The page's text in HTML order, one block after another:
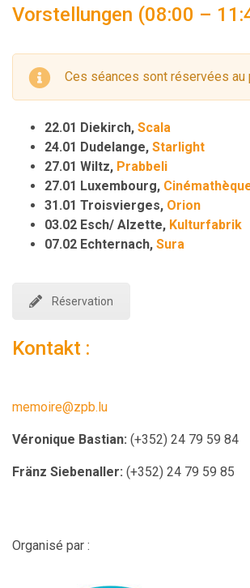
Vorstellungen (08:00 –
Ces séances sont réservées au
22.01 Diekirch, Scala
24.01 Dudelange, Starlight
27.01 Wiltz, Prabbeli
27.01 Luxembourg,
31.01 Troisvierges, Orion
03.02 Esch/ Alzette, Kulturfabrik
07.02 Echternach, Sura
Réservation
Kontakt :
memoire@zpb.lu
Véronique Bastian: (+352) 24 79 59 84
Fränz Siebenaller: (+352) 24 79 59 85
Organisé par :